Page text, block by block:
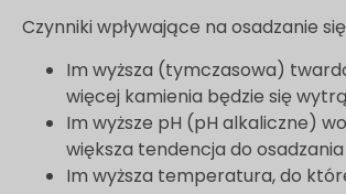
Czynniki wpływające na osadzanie
Im wyższa (tymczasowa)
więcej kamienia będzie się
Im wyższe pH (pH alkaliczne)
większa tendencja do
Im wyższa temperatura, do